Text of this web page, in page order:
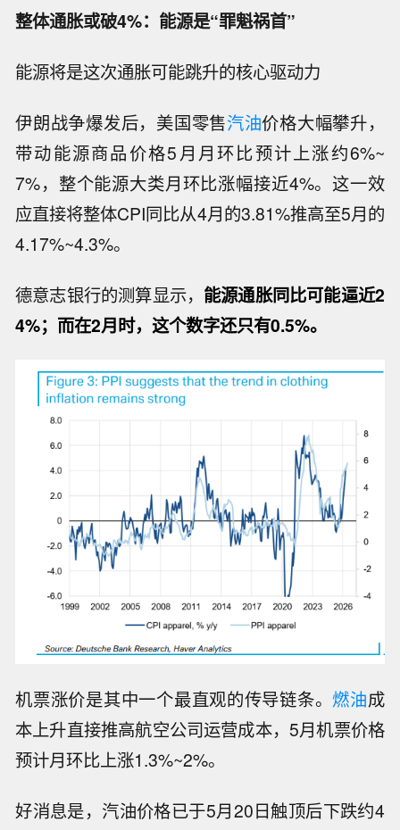
整体通胀或破4%：能源是“罪魁祸首”
能源将是这次通胀可能跳升的核心驱动力
伊朗战争爆发后，美国零售汽油价格大幅攀升，
带动能源商品价格5月月环比预计上涨约6%~
7%，整个能源大类月环比涨幅接近4%。这一效
应直接将整体CPI同比从4月的3.81%推高至5月的
4.17%~4.3%。
德意志银行的测算显示， 能源通胀同比可能逼近2
4%；而在2月时，这个数字还只有0.5%。
机票涨价是其中一个最直观的传导链条。 燃油成
本上升直接推高航空公司运营成本，5月机票价格
预计月环比上涨1.3%~2%。
好消息是，汽油价格已于5月20日触顶后下跌约4